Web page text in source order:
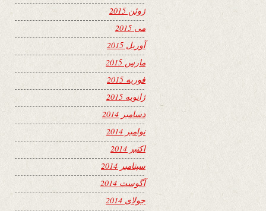
ژوئن 2015
می 2015
آوریل 2015
مارس 2015
فوریه 2015
ژانویه 2015
دسامبر 2014
نوامبر 2014
اکتبر 2014
سپتامبر 2014
آگوست 2014
جولای 2014